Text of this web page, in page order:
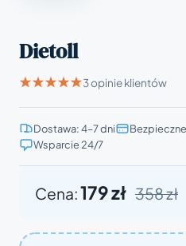
Dietoll
3 opinie klientów
Dostawa: 4–7 dni
Wsparcie 24/7
Cena:179 zł 358 zł